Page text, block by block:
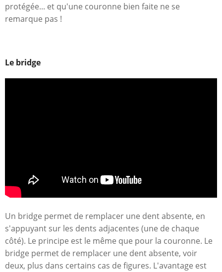
protégée... et qu'une couronne bien faite ne se
remarque pas !
Le bridge
Un bridge permet de remplacer une dent absente, en
s'appuyant sur les dents adjacentes (une de chaque
côté). Le principe est le même que pour la couronne. Le
bridge permet de remplacer une dent absente, voir
deux, plus dans certains cas de figures. L'avantage est